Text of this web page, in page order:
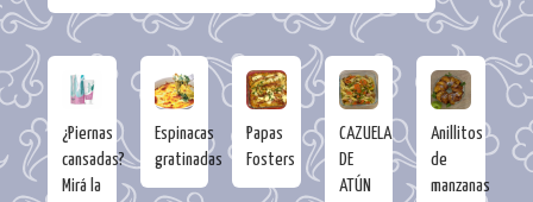
¿Piernas
cansadas?
Mirá la
Espinacas
gratinadas
Papas
Fosters
CAZUELA
DE
ATÚN
Anillitos
de
manzanas